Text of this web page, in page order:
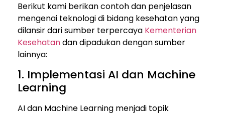
Berikut kami berikan contoh dan penjelasan
mengenai teknologi di bidang kesehatan yang
dilansir dari sumber terpercaya Kementerian
Kesehatandan dipadukan dengan sumber
lainnya:
1. Implementasi AI dan Machine
Learning
AI dan Machine Learning menjadi topik